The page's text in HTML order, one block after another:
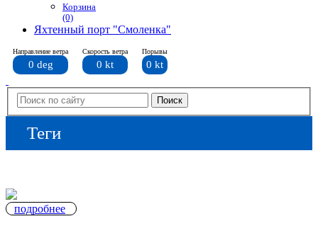
Корзина
(0)
Яхтенный порт "Смоленка"
Направление ветра
0 deg
Скорость ветра
0 kt
Порывы
0 kt
Теги
подробнее